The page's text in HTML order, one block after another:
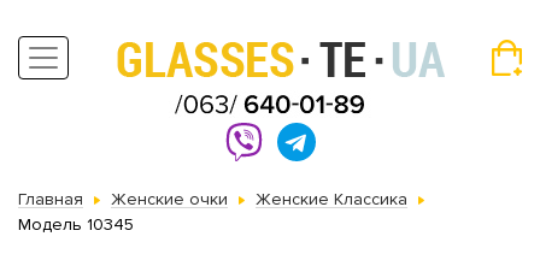
Главная Женские очки
Женские Классика
Модель 10345